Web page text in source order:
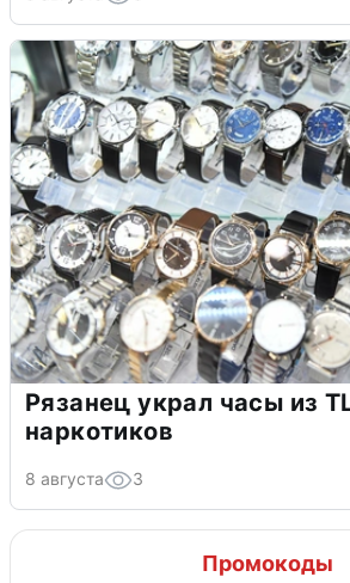
Рязанец украл часы из
наркотиков
8 августа 3
Промокоды